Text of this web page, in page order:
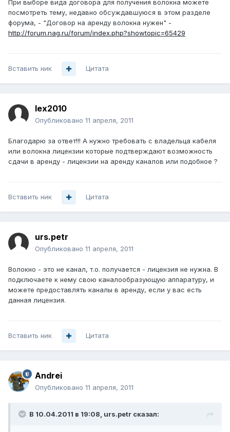
При выборе вида договора для получения волокна можете
посмотреть тему, недавно обсуждавшуюся в этом разделе
форума, - "Договор на аренду волокна нужен" -
http://forum.nag.ru/forum/index.php?showtopic=65429
Вставить ник Цитата
lex2010
Опубликовано 11 апреля, 2011
Благодарю за ответ!!! А нужно требовать с владельца кабеля
или волокна лицензии которые подтверждают возможность
сдачи в аренду - лицензии на аренду каналов или подобное ?
Вставить ник Цитата
urs.petr
Опубликовано 11 апреля, 2011
Волокно - это не канал, т.о. получается - лицензия не нужна. В
подключаете к нему свою каналообразующую аппаратуру, и
можете предоставлять каналы в аренду, если у вас есть
данная лицензия.
Вставить ник Цитата
Andrei
Опубликовано 11 апреля, 2011
В 10.04.2011 в 19:08, urs.petr сказал: